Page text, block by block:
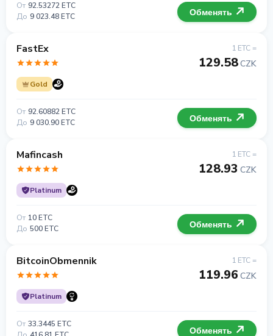
От 92.53272 ETC
До 9 023.48 ETC Обменять
FastEx
Gold
1 ETC =
129.58CZK
От 92.60882 ETC
До 9 030.90 ETC Обменять
Mafincash
Platinum
1 ETC =
128.93 CZK
От 10 ETC
До 500 ETC Обменять
BitcoinObmennik
Platinum
1 ETC =
119.96 CZK
От 33.3445 ETC
Обменять